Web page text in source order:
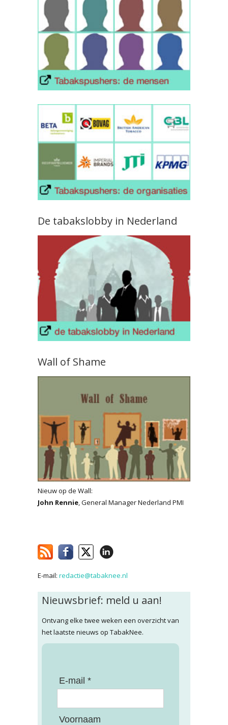
De tabakslobby in Nederland
Wall of Shame
Nieuw op de Wall:
John Rennie, General Manager Nederland PMI
E-mail: redactie@tabaknee.nl
Nieuwsbrief: meld u aan!
Ontvang elke twee weken een overzicht van
het laatste nieuws op TabakNee.
E-mail *
Voornaam